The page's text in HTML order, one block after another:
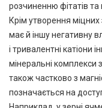
розчиненню фітатів
Крім утворення
має й іншу негативну
і тривалентні катіони
мінеральні комплекси
також частково з
позначається на